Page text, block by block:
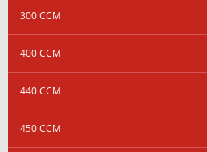
300 CCM
400 CCM
440 CCM
450 CCM